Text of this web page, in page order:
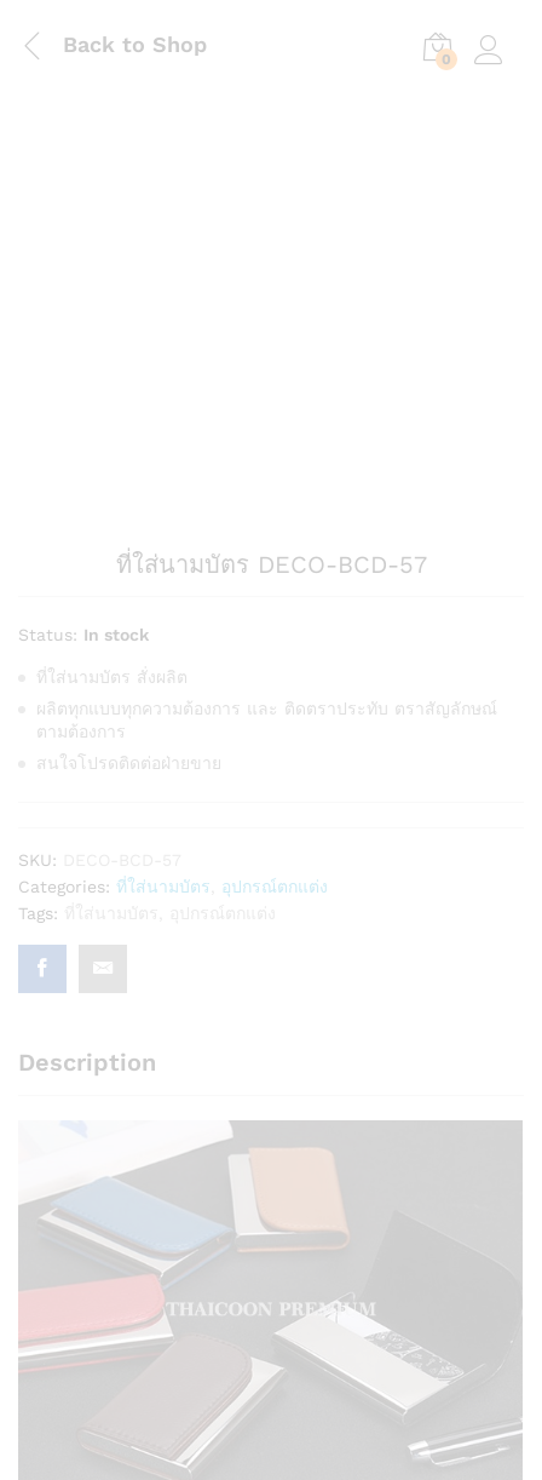
Back to Shop
0
ที่ใส่นามบัตร DECO-BCD-57
Status: In stock
ที่ใส่นามบัตร สั่งผลิต
ผลิตทุกแบบทุกความต้องการ และ ติดตราประทับ ตราสัญลักษณ์
ตามต้องการ
สนใจโปรดติดต่อฝ่ายขาย
SKU:
Categories: ที่ใส่นามบัตร
อุปกรณ์ตกแต่ง
Tags:
Description